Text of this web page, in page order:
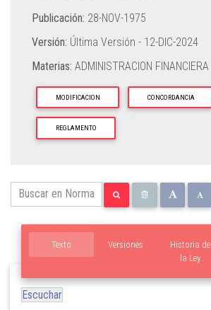
Publicación: 28-NOV-1975
Versión: Última Versión - 12-DIC-2024
Materias: ADMINISTRACION FINANCIERA
MODIFICACION CONCORDANCIA
REGLAMENTO
Texto Versiones
Historia de
la Ley
Escuchar